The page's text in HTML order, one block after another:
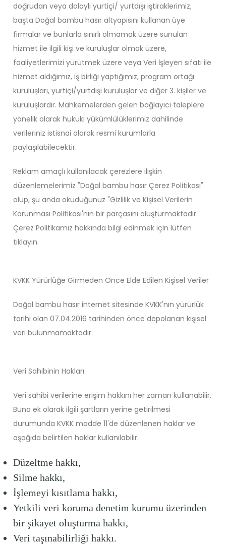
doğrudan veya dolaylı yurtiçi/ yurtdışı iştiraklerimiz;
başta Doğal bambu hasır altyapısını kullanan üye
firmalar ve bunlarla sınırlı olmamak üzere sunulan
hizmet ile ilgili kişi ve kuruluşlar olmak üzere,
faaliyetlerimizi yürütmek üzere veya Veri İşleyen sıfatı ile
hizmet aldığımız, iş birliği yaptığımız, program ortağı
kuruluşları, yurtiçi/yurtdışı kuruluşlar ve diğer 3. kişiler ve
kuruluşlardır. Mahkemelerden gelen bağlayıcı taleplere
yönelik olarak hukuki yükümlülüklerimiz dahilinde
verileriniz istisnai olarak resmi kurumlarla
paylaşılabilecektir.
Reklam amaçlı kullanılacak çerezlere ilişkin
düzenlemelerimiz "Doğal bambu hasır Çerez Politikası"
olup, şu anda okuduğunuz "Gizlilik ve Kişisel Verilerin
Korunması Politikası'nın bir parçasını oluşturmaktadır.
Çerez Politikamız hakkında bilgi edinmek için lütfen
tıklayın.
KVKK Yürürlüğe Girmeden Önce Elde Edilen Kişisel Veriler
Doğal bambu hasır internet sitesinde KVKK'nın yürürlük
tarihi olan 07.04.2016 tarihinden önce depolanan kişisel
veri bulunmamaktadır.
Veri Sahibinin Hakları
Veri sahibi verilerine erişim hakkını her zaman kullanabilir.
Buna ek olarak ilgili şartların yerine getirilmesi
durumunda KVKK madde 11'de düzenlenen haklar ve
aşağıda belirtilen haklar kullanılabilir.
Düzeltme hakkı,
Silme hakkı,
İşlemeyi kısıtlama hakkı,
Yetkili veri koruma denetim kurumu üzerinden
bir şikayet oluşturma hakkı,
Veri taşınabilirliği hakkı.